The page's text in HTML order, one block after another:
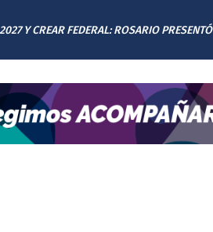
Y CREAR FEDERAL: ROSARIO PRESENTÓ